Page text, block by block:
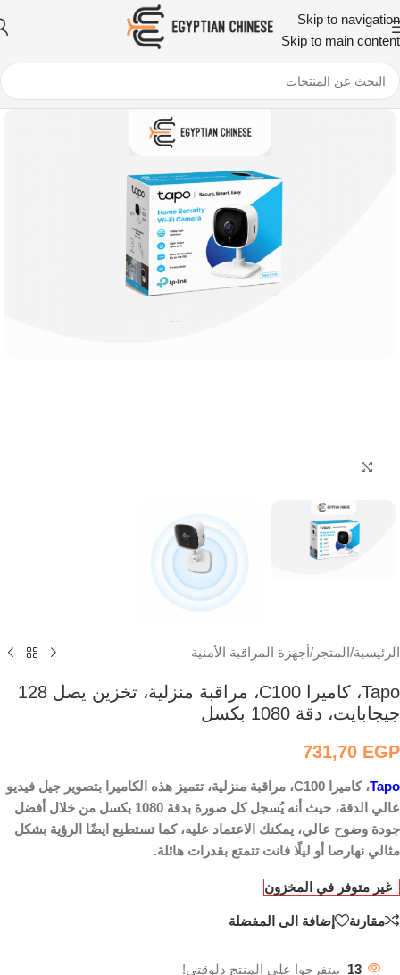
Skip to navigation
Skip to main content
الرئيسية/المتجر /أجهزة المراقبة الأمنية
Tapo، كاميرا C100، مراقبة منزلية، تخزين يصل 128
جيجابايت، دقة 1080 بكسل
731,70 EGP
Tapo
، كاميرا C100، مراقبة منزلية، تتميز هذه الكاميرا بتصوير جيل فيديو
عالي الدقة، حيث أنه يُسجل كل صورة بدقة 1080 بكسل من خلال أفضل
جودة وضوح عالي، يمكنك الاعتماد عليه، كما تستطيع ايضًا الرؤية بشكل
مثالي نهارصا أو ليلًا فانت تتمتع بقدرات هائلة.
غير متوفر في المخزون
مقارنة إضافة الى المفضلة
13 بيتفرجوا على المنتج دلوقتي!